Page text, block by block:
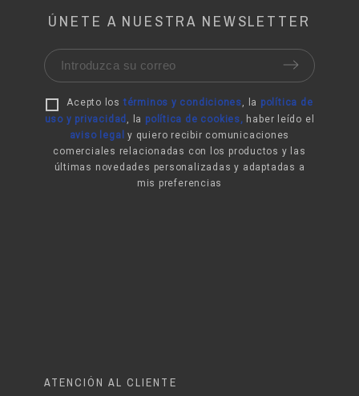
ÚNETE A NUESTRA NEWSLETTER
Acepto lostérminos y condiciones , la política de
uso y privacidad
la política de cookies, haber leído el
aviso legal y quiero recibir comunicaciones
comerciales relacionadas con los productos y las
últimas novedades personalizadas y adaptadas a
mis preferencias
ATENCIÓN AL CLIENTE